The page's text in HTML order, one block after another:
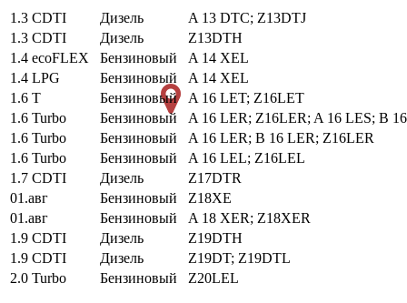
1.3 CDTI Дизель
A 13 DTC; Z13DTJ
1.3 CDTI
Дизель
Z13DTH
1.4 ecoFLEX
Бензиновый
A 14 XEL
1.4 LPG
Бензиновый
A 14 XEL
1.6 T
Бензиновый
A 16 LET; Z16LET
1.6 Turbo
Бензиновый
A 16 LER; Z16LER; A 16 LES; B
1.6 Turbo
Бензиновый
A 16 LER; B 16 LER; Z16LER
1.6 Turbo
Бензиновый
A 16 LEL; Z16LEL
1.7 CDTI
Дизель
Z17DTR
01.авг
Бензиновый
Z18XE
01.авг
Бензиновый
A 18 XER; Z18XER
1.9 CDTI
Дизель
Z19DTH
1.9 CDTI
Дизель
Z19DT; Z19DTL
2.0 Turbo
Бензиновый Z20LEL